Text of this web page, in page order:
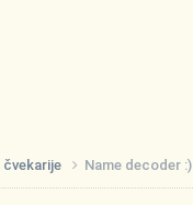
čvekarije Name decoder :)